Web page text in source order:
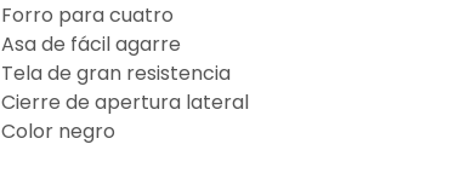
Forro para cuatro
Asa de fácil agarre
Tela de gran resistencia
Cierre de apertura lateral
Color negro